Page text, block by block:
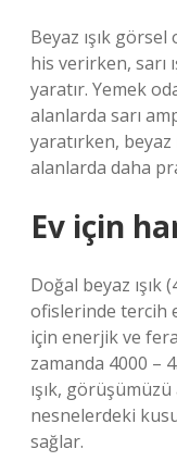
Beyaz ışık
his verirken, sarı
yaratır. Yemek
alanlarda sarı
yaratırken, beyaz
alanlarda daha
Ev için
Doğal beyaz ışık
ofislerinde tercih
için enerjik ve
zamanda 4000 –
ışık,
nesnelerdeki
sağlar.